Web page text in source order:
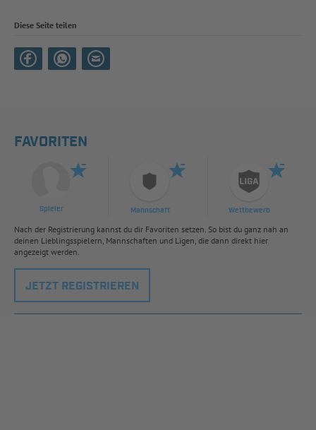
Diese Seite teilen
FAVORITEN
Spieler Mannschaft Wettbewerb
Nach der Registrierung kannst du dir Favoriten setzen. So bist du ganz nah an
deinen Lieblingsspielern, Mannschaften und Ligen, die dann direkt hier
angezeigt werden.
JETZT REGISTRIEREN